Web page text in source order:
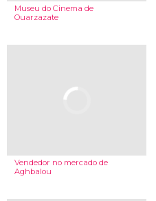
Museu do Cinema de
Ouarzazate
Vendedor no mercado de
Aghbalou